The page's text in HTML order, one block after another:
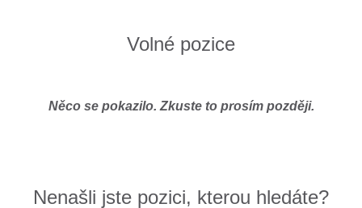
Volné pozice
Něco se pokazilo. Zkuste to prosím později.
Nenašli jste pozici, kterou hledáte?